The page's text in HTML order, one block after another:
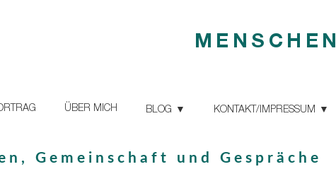
MENSCHEN
ÜBER MICH BLOG KONTAKT/IMPRESSUM
Gemeinschaft und Gespräche